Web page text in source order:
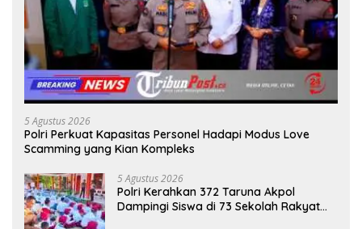
5 Agustus 2026
Polri Perkuat Kapasitas Personel Hadapi Modus Love
Scamming yang Kian Kompleks
5 Agustus 2026
Polri Kerahkan 372 Taruna Akpol
Dampingi Siswa di 73 Sekolah Rakyat